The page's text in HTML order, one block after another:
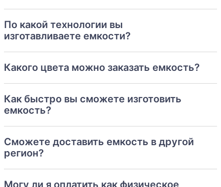
По какой технологии вы
изготавливаете емкости?
Какого цвета можно заказать емкость?
Как быстро вы сможете изготовить
емкость?
Сможете доставить емкость в другой
регион?